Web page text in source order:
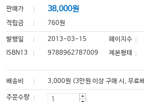
판매가
38,000원
적립금 760원
발행일 2013-03-15 페이지수
ISBN13
9788962787009
제본형태
배송비 3,000원 (3만원 이상 구매 시, 무료
주문수량